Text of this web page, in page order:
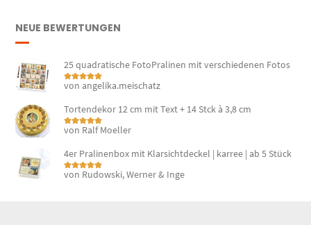
NEUE BEWERTUNGEN
25 quadratische FotoPralinen mit verschiedenen Fotos
Bewertet mit
von angelika.meischatz
Tortendekor 12 cm mit Text + 14 Stck à 3,8 cm
Bewertet mit
von Ralf Moeller
4er Pralinenbox mit Klarsichtdeckel | karree | ab 5 Stück
Bewertet mit
von Rudowski, Werner & Inge